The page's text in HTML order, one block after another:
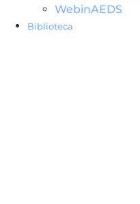
WebinAEDS
Biblioteca